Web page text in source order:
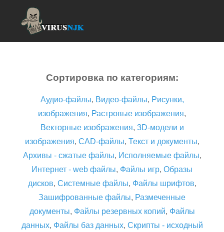
Сортировка по категориям:
Аудио-файлы, Видео-файлы, Рисунки,
изображения, Растровые изображения,
Векторные изображения, 3D-модели и
изображения, CAD-файлы, Текст и документы,
Архивы - сжатые файлы, Исполняемые файлы,
Интернет - web файлы, Файлы игр, Образы
дисков, Системные файлы, Файлы шрифтов,
Зашифрованные файлы, Размеченные
документы, Файлы резервных копий, Файлы
данных, Файлы баз данных, Скрипты - исходный